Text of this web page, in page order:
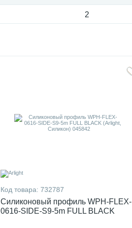
2
Код товара: 732787
Силиконовый профиль WPH-FLEX-
0616-SIDE-S9-5m FULL BLACK